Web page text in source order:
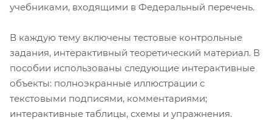
учебниками, входящими в Федеральный перечень.
В каждую тему включены тестовые контрольные
задания, интерактивный теоретический материал. В
пособии использованы следующие интерактивные
объекты: полноэкранные иллюстрации с
текстовыми подписями, комментариями;
интерактивные таблицы, схемы и упражнения.